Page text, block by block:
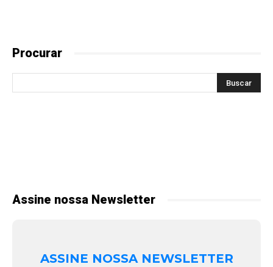
Procurar
Assine nossa Newsletter
ASSINE NOSSA NEWSLETTER